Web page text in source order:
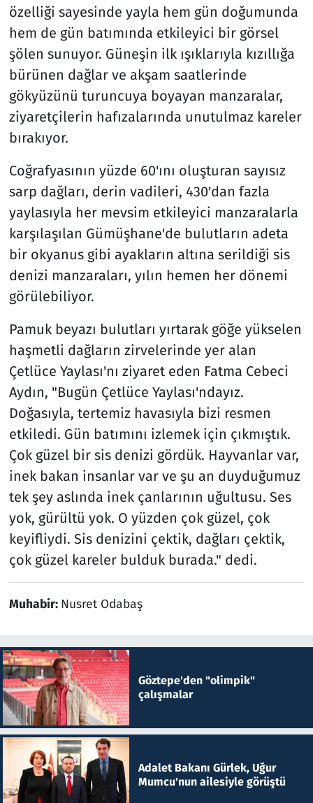
özelliği sayesinde yayla hem gün doğumunda
hem de gün batımında etkileyici bir görsel
şölen sunuyor. Güneşin ilk ışıklarıyla kızıllığa
bürünen dağlar ve akşam saatlerinde
gökyüzünü turuncuya boyayan manzaralar,
ziyaretçilerin hafızalarında unutulmaz kareler
bırakıyor.
Coğrafyasının yüzde 60'ını oluşturan sayısız
sarp dağları, derin vadileri, 430'dan fazla
yaylasıyla her mevsim etkileyici manzaralarla
karşılaşılan Gümüşhane'de bulutların adeta
bir okyanus gibi ayakların altına serildiği sis
denizi manzaraları, yılın hemen her dönemi
görülebiliyor.
Pamuk beyazı bulutları yırtarak göğe yükselen
haşmetli dağların zirvelerinde yer alan
Çetlüce Yaylası'nı ziyaret eden Fatma Cebeci
Aydın, "Bugün Çetlüce Yaylası'ndayız.
Doğasıyla, tertemiz havasıyla bizi resmen
etkiledi. Gün batımını izlemek için çıkmıştık.
Çok güzel bir sis denizi gördük. Hayvanlar var,
inek bakan insanlar var ve şu an duyduğumuz
tek şey aslında inek çanlarının uğultusu. Ses
yok, gürültü yok. O yüzden çok güzel, çok
keyifliydi. Sis denizini çektik, dağları çektik,
çok güzel kareler bulduk burada." dedi.
Muhabir: Nusret Odabaş
Göztepe'den "olimpik"
çalışmalar
Adalet Bakanı Gürlek, Uğur
Mumcu'nun ailesiyle görüştü